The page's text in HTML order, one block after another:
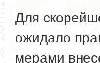
Для
ожидало
мерами